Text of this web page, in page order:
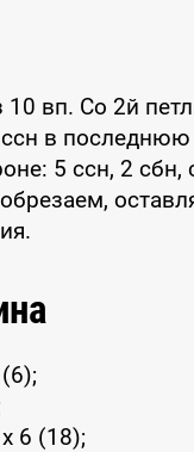
10 вп. Со 2й
ссн в
5 ссн, 2 сбн,
6 (18);